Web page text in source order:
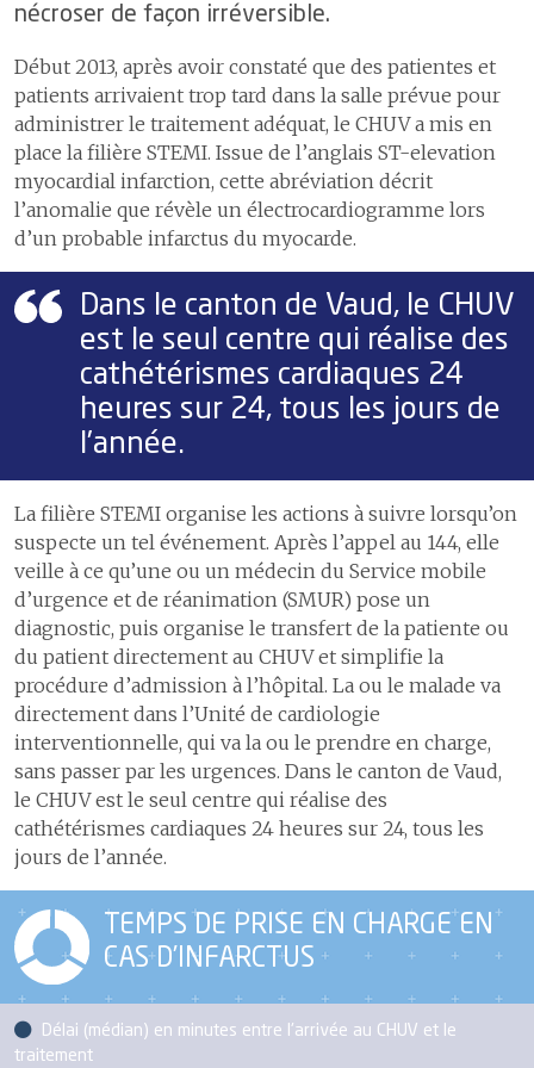
patiente ou du patient
ou patients et des proches
Espace de médiation entre
patients, proches &
professionnels
4.6
La gestion des événements
L’efficacité et l’efficience des soins
Les délais de prise en charge aux urgences
Les délais de prise en charge en cas d’infarctus du myocarde
Les délais de prise en charge en cas d'accident vasculaire cérébral
Le programme ERAS pour une meilleure récupération après une
3.3
Prix et
S’ouvrir au monde
Communiquer pour mieux
partager
Activités culturelles
6
Construire l’hôpital de
demain
8
Développer les systèmes
d’information
9 Comptes
écoute et
alternatives de
travail
Égalité des
chances
Attractivité et
marque
employeur
Soigner mieux avec moins
Aller au-delà de nos missions
Adapter notre gouvernance
nécroser de façon irréversible.
Début 2013, après avoir constaté que des patientes et
patients arrivaient trop tard dans la salle prévue pour
administrer le traitement adéquat, le CHUV a mis en
place la filière STEMI. Issue de l’anglais ST-elevation
myocardial infarction, cette abréviation décrit
l’anomalie que révèle un électrocardiogramme lors
d’un probable infarctus du myocarde.
Dans le canton de Vaud, le CHUV
est le seul centre qui réalise des
cathétérismes cardiaques 24
heures sur 24, tous les jours de
l’année.
La filière STEMI organise les actions à suivre lorsqu’on
suspecte un tel événement. Après l’appel au 144, elle
veille à ce qu’une ou un médecin du Service mobile
d’urgence et de réanimation (SMUR) pose un
diagnostic, puis organise le transfert de la patiente ou
du patient directement au CHUV et simplifie la
procédure d’admission à l’hôpital. La ou le malade va
directement dans l’Unité de cardiologie
interventionnelle, qui va la ou le prendre en charge,
sans passer par les urgences. Dans le canton de Vaud,
le CHUV est le seul centre qui réalise des
cathétérismes cardiaques 24 heures sur 24, tous les
jours de l’année.
TEMPS DE PRISE EN CHARGE EN
CAS D’INFARCTUS
Délai (médian) en minutes entre l'arrivée au CHUV et le
traitement